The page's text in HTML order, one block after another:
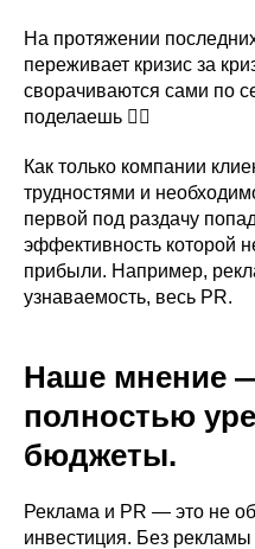
На протяжении
переживает кризис за
сворачиваются сами по
поделаешь 🤷‍♀️
Как только компании
трудностями и
первой под раздачу
эффективность которой
прибыли. Например,
узнаваемость, весь PR.
Наше мнение
полностью
бюджеты.
Реклама и PR — это не
инвестиция. Без